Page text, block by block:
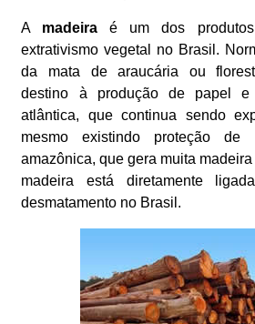
A madeira é um dos
extrativismo vegetal no Brasil.
da mata de araucária ou
destino à produção de papel e
atlântica, que continua sendo
mesmo existindo proteção
amazônica, que gera muita
madeira está diretamente
desmatamento no Brasil.